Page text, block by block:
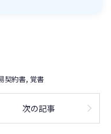
契約書, 覚書
次の記事